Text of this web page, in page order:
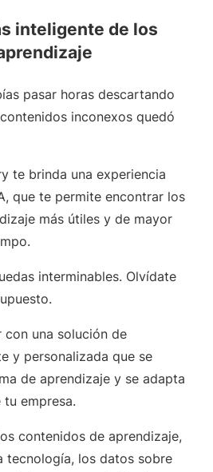
inteligente de los
pasar horas descartando
inconexos quedó
te brinda una experiencia
que te permite encontrar los
más útiles y de mayor
interminables. Olvídate
una solución de
y personalizada que se
de aprendizaje y se adapta
tu empresa.
contenidos de aprendizaje,
tecnología, los datos sobre